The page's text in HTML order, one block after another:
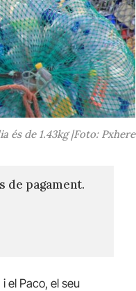
és de 1.43kg |Foto: Pxhere
de pagament.
el Paco, el seu